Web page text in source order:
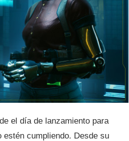
el día de lanzamiento para
cumpliendo. Desde su